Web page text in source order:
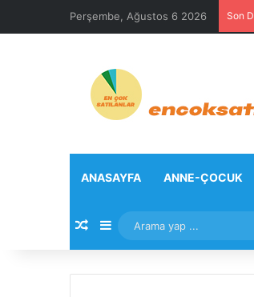
Perşembe, Ağustos 6 2026 Son
ANASAYFA ANNE-ÇOCUK
Rastgele Makale
Kenar Bölmesi